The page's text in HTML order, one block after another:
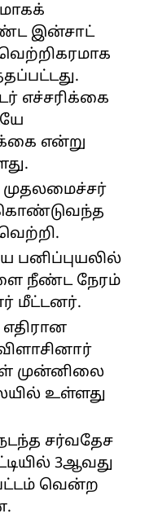
இன்சாட்
எச்சரிக்கை
என்று
கொண்டுவந்த
பனிப்புயலில்
நீண்ட நேரம்
மீட்டனர்.
முன்னிலை
உள்ளது
சர்வதேச
3ஆவது
வென்ற